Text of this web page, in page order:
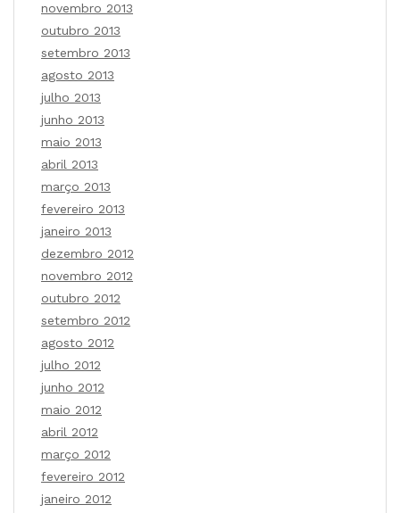
novembro 2013
outubro 2013
setembro 2013
agosto 2013
julho 2013
junho 2013
maio 2013
abril 2013
março 2013
fevereiro 2013
janeiro 2013
dezembro 2012
novembro 2012
outubro 2012
setembro 2012
agosto 2012
julho 2012
junho 2012
maio 2012
abril 2012
março 2012
fevereiro 2012
janeiro 2012